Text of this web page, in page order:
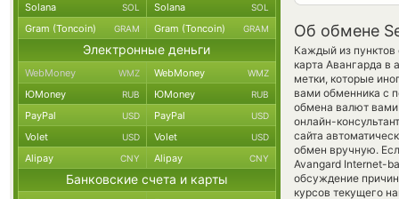
Об обмене
Каждый из пунктов
карта Авангарда
метки, которые
вами обменника с
обмена валют вами
онлайн-
сайта
обмен вручную.
Avangard Internet-
обсуждение
курсов текущего
Solana SOL Solana SOL
Gram (Toncoin) GRAM Gram (Toncoin) GRAM
Электронные деньги
WebMoney WMZ WebMoney WMZ
ЮMoney RUB ЮMoney RUB
PayPal USD PayPal USD
Volet USD Volet USD
Alipay CNY Alipay CNY
Банковские счета и карты